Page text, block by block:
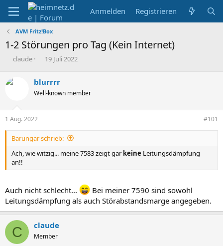
Anmelden Registrieren
AVM Fritz!Box
1-2 Störungen pro Tag (Kein Internet)
E
t
l
e
r
claude
E
t
e
l
a
m
19 Juli 2022
blurrrr
Well-known member
1 Aug. 2022 #101
Barungar schrieb:
Ach, wie witzig... meine 7583 zeigt gar keine Leitungsdämpfung
an!!
Auch nicht schlecht...
Bei meiner 7590 sind sowohl
Leitungsdämpfung als auch Störabstandsmarge angegeben.
C claude
Member